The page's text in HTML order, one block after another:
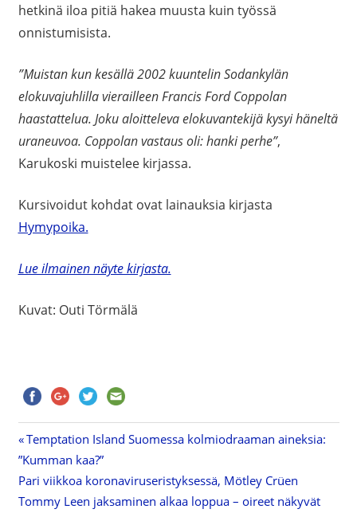
hetkinä iloa pitiä hakea muusta kuin työssä
onnistumisista.
”Muistan kun kesällä 2002 kuuntelin Sodankylän
elokuvajuhlilla vierailleen Francis Ford Coppolan
haastattelua. Joku aloitteleva elokuvantekijä kysyi häneltä
uraneuvoa. Coppolan vastaus oli: hanki perhe”,
Karukoski muistelee kirjassa.
Kursivoidut kohdat ovat lainauksia kirjasta
Hymypoika.
Lue ilmainen näyte kirjasta.
Kuvat: Outi Törmälä
Artikkelien
selaus
Previous
Post:
Temptation Island Suomessa kolmiodraaman aineksia:
”Kumman kaa?”
Next
Post:
Pari viikkoa koronaviruseristyksessä, Mötley Crüen
Tommy Leen jaksaminen alkaa loppua – oireet näkyvät